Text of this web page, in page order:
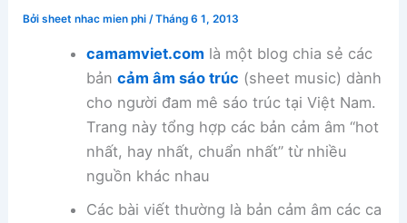
Bởisheet nhac mien phi/Tháng 6 1, 2013
camamviet.com là một blog chia sẻ các
bản cảm âm sáo trúc (sheet music) dành
cho người đam mê sáo trúc tại Việt Nam.
Trang này tổng hợp các bản cảm âm “hot
nhất, hay nhất, chuẩn nhất” từ nhiều
nguồn khác nhau
Các bài viết thường là bản cảm âm các ca